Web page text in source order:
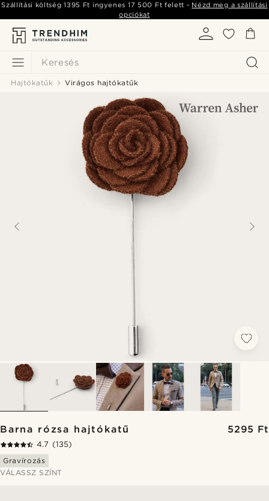
Keresés
Szállítási költség1395 Ft ingyenes 17 500 Ft felett - Nézd meg a szállítási
opciókat
Hajtókatűk Virágos hajtókatűk
Barna rózsa hajtókatű 5295 Ft
4.7 (135)
Gravírozás
VÁLASSZ SZÍNT